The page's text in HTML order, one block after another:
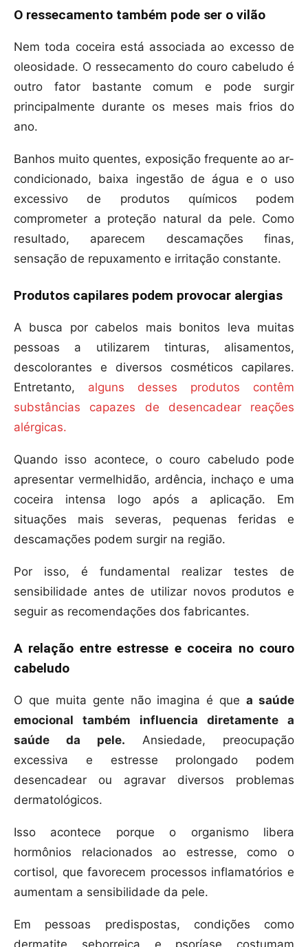
O ressecamento também pode ser o vilão
Nem toda coceira está associada ao excesso de
oleosidade. O ressecamento do couro cabeludo é
outro fator bastante comum e pode surgir
principalmente durante os meses mais frios do
ano.
Banhos muito quentes, exposição frequente ao ar-
condicionado, baixa ingestão de água e o uso
excessivo de produtos químicos podem
comprometer a proteção natural da pele. Como
resultado, aparecem descamações finas,
sensação de repuxamento e irritação constante.
Produtos capilares podem provocar alergias
A busca por cabelos mais bonitos leva muitas
pessoas a utilizarem tinturas, alisamentos,
descolorantes e diversos cosméticos capilares.
Entretanto, alguns desses produtos contêm
substâncias capazes de desencadear reações
alérgicas.
Quando isso acontece, o couro cabeludo pode
apresentar vermelhidão, ardência, inchaço e uma
coceira intensa logo após a aplicação. Em
situações mais severas, pequenas feridas e
descamações podem surgir na região.
Por isso, é fundamental realizar testes de
sensibilidade antes de utilizar novos produtos e
seguir as recomendações dos fabricantes.
A relação entre estresse e coceira no couro
cabeludo
O que muita gente não imagina é quea saúde
emocional também influencia diretamente a
saúde da pele. Ansiedade, preocupação
excessiva e estresse prolongado podem
desencadear ou agravar diversos problemas
dermatológicos.
Isso acontece porque o organismo libera
hormônios relacionados ao estresse, como o
cortisol, que favorecem processos inflamatórios e
aumentam a sensibilidade da pele.
Em pessoas predispostas, condições como